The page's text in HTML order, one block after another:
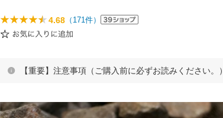
4.68 （ 171件）
【重要】注意事項（ご購入前に必ずお読みください。）